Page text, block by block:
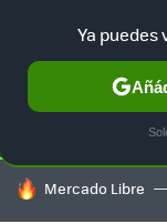
SELECCIÓN
HOY SE HABLA DE
Mercado Libre
Ya puedes